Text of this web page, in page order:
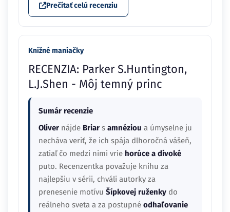
Prečítať celú recenziu
Knižné maniačky
RECENZIA: Parker S.Huntington,
L.J.Shen - Môj temný princ
Sumár recenzie
Oliver nájde Briar s amnéziou a úmyselne ju
necháva veriť, že ich spája dlhoročná vášeň,
zatiaľ čo medzi nimi vrie horúce a divoké
puto. Recenzentka považuje knihu za
najlepšiu v sérii, chváli autorky za
prenesenie motívu Šípkovej ruženky do
reálneho sveta a za postupné odhaľovanie